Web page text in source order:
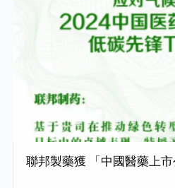
聯邦製藥獲 「中國醫藥上